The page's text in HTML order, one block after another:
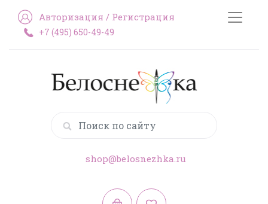
Авторизация / Регистрация
+7 (495) 650-49-49
shop@belosnezhka.ru